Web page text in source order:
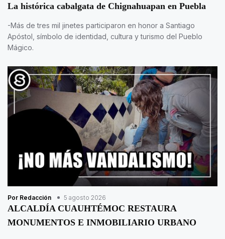
La histórica cabalgata de Chignahuapan en Puebla
-Más de tres mil jinetes participaron en honor a Santiago
Apóstol, símbolo de identidad, cultura y turismo del Pueblo
Mágico.
Por Redacción 5 agosto 2026
ALCALDÍA CUAUHTÉMOC RESTAURA
MONUMENTOS E INMOBILIARIO URBANO